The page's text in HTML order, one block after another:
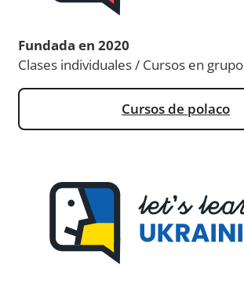
Fundada en 2020
Clases individuales / Cursos en grupo
Cursos de polaco